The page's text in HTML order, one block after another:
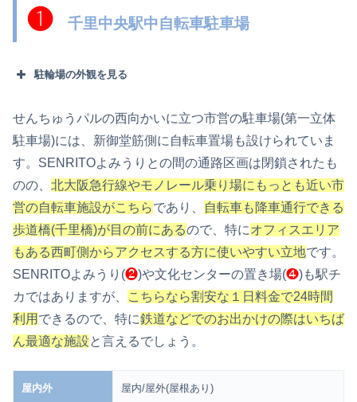
❶千里中央駅中自転車駐車場
駐輪場の外観を見る
せんちゅうパルの西向かいに立つ市営の駐車場(第一立体
駐車場)には、新御堂筋側に自転車置場も設けられていま
す。SENRITOよみうりとの間の通路区画は閉鎖されたも
のの、 北大阪急行線やモノレール乗り場にもっとも近い市
営の自転車施設がこちらであり、
自転車も降車通行できる
歩道橋(千里橋)が目の前にあるので、特にオフィスエリア
もある西町側からアクセスする方に使いやすい立地です。
SENRITOよみうり(❷)や文化センターの置き場(❹)も駅チ
カではありますが、
こちらなら割安な１日料金で24時間
利用 できるので、特に鉄道などでのお出かけの際はいちば
ん最適な施設と言えるでしょう。
屋内外 屋内/屋外(屋根あり)